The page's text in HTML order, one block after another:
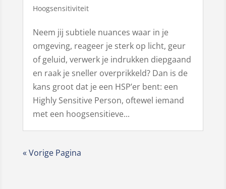
Hoogsensitiviteit
Neem jij subtiele nuances waar in je
omgeving, reageer je sterk op licht, geur
of geluid, verwerk je indrukken diepgaand
en raak je sneller overprikkeld? Dan is de
kans groot dat je een HSP’er bent: een
Highly Sensitive Person, oftewel iemand
met een hoogsensitieve...
« Vorige Pagina